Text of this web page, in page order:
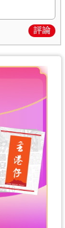
評論